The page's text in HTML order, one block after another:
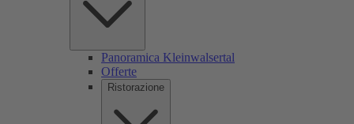
Panoramica Kleinwalsertal
Offerte
Ristorazione